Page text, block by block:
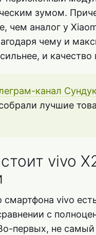
зумом.
чем аналог у
чему и
и
канал
лучшие
vivo
смартфона vivo
с
первых, не самый